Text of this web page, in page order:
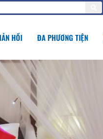
HỒI ĐA PHƯƠNG TIỆN